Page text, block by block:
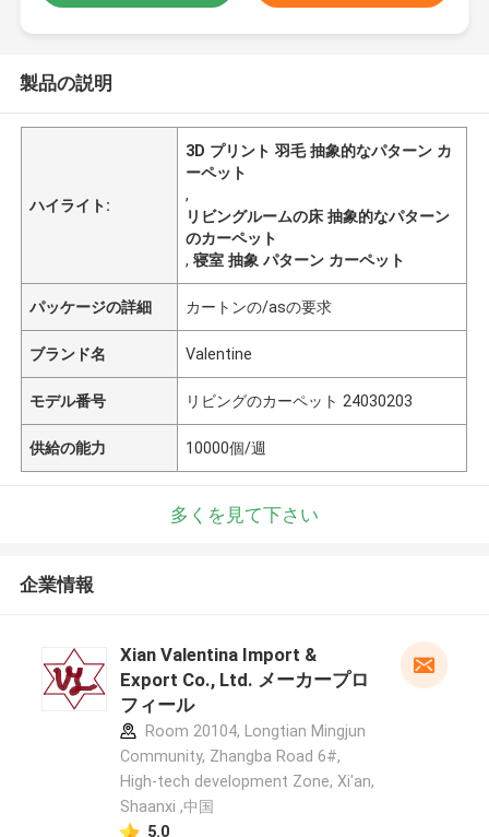
製品の説明
ハイライト:
3D プリント 羽毛 抽象的なパターン カ
ーペット
,
リビングルームの床 抽象的なパターン
のカーペット
,寝室 抽象 パターン カーペット
パッケージの詳細 カートンの/asの要求
ブランド名 Valentine
モデル番号 リビングのカーペット 24030203
供給の能力 10000個/週
多くを見て下さい
企業情報
Xian Valentina Import &
Export Co., Ltd. メーカープロ
フィール
Room 20104, Longtian Mingjun
Community, Zhangba Road 6#,
High-tech development Zone, Xi'an,
Shaanxi ,中国
5.0